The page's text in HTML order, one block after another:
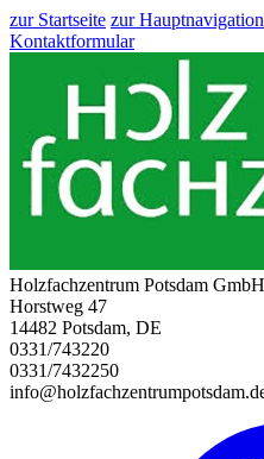
zur Startseite zur Hauptnavigation
Kontaktformular
Holzfachzentrum Potsdam GmbH
Horstweg 47
14482 Potsdam, DE
0331/743220
0331/7432250